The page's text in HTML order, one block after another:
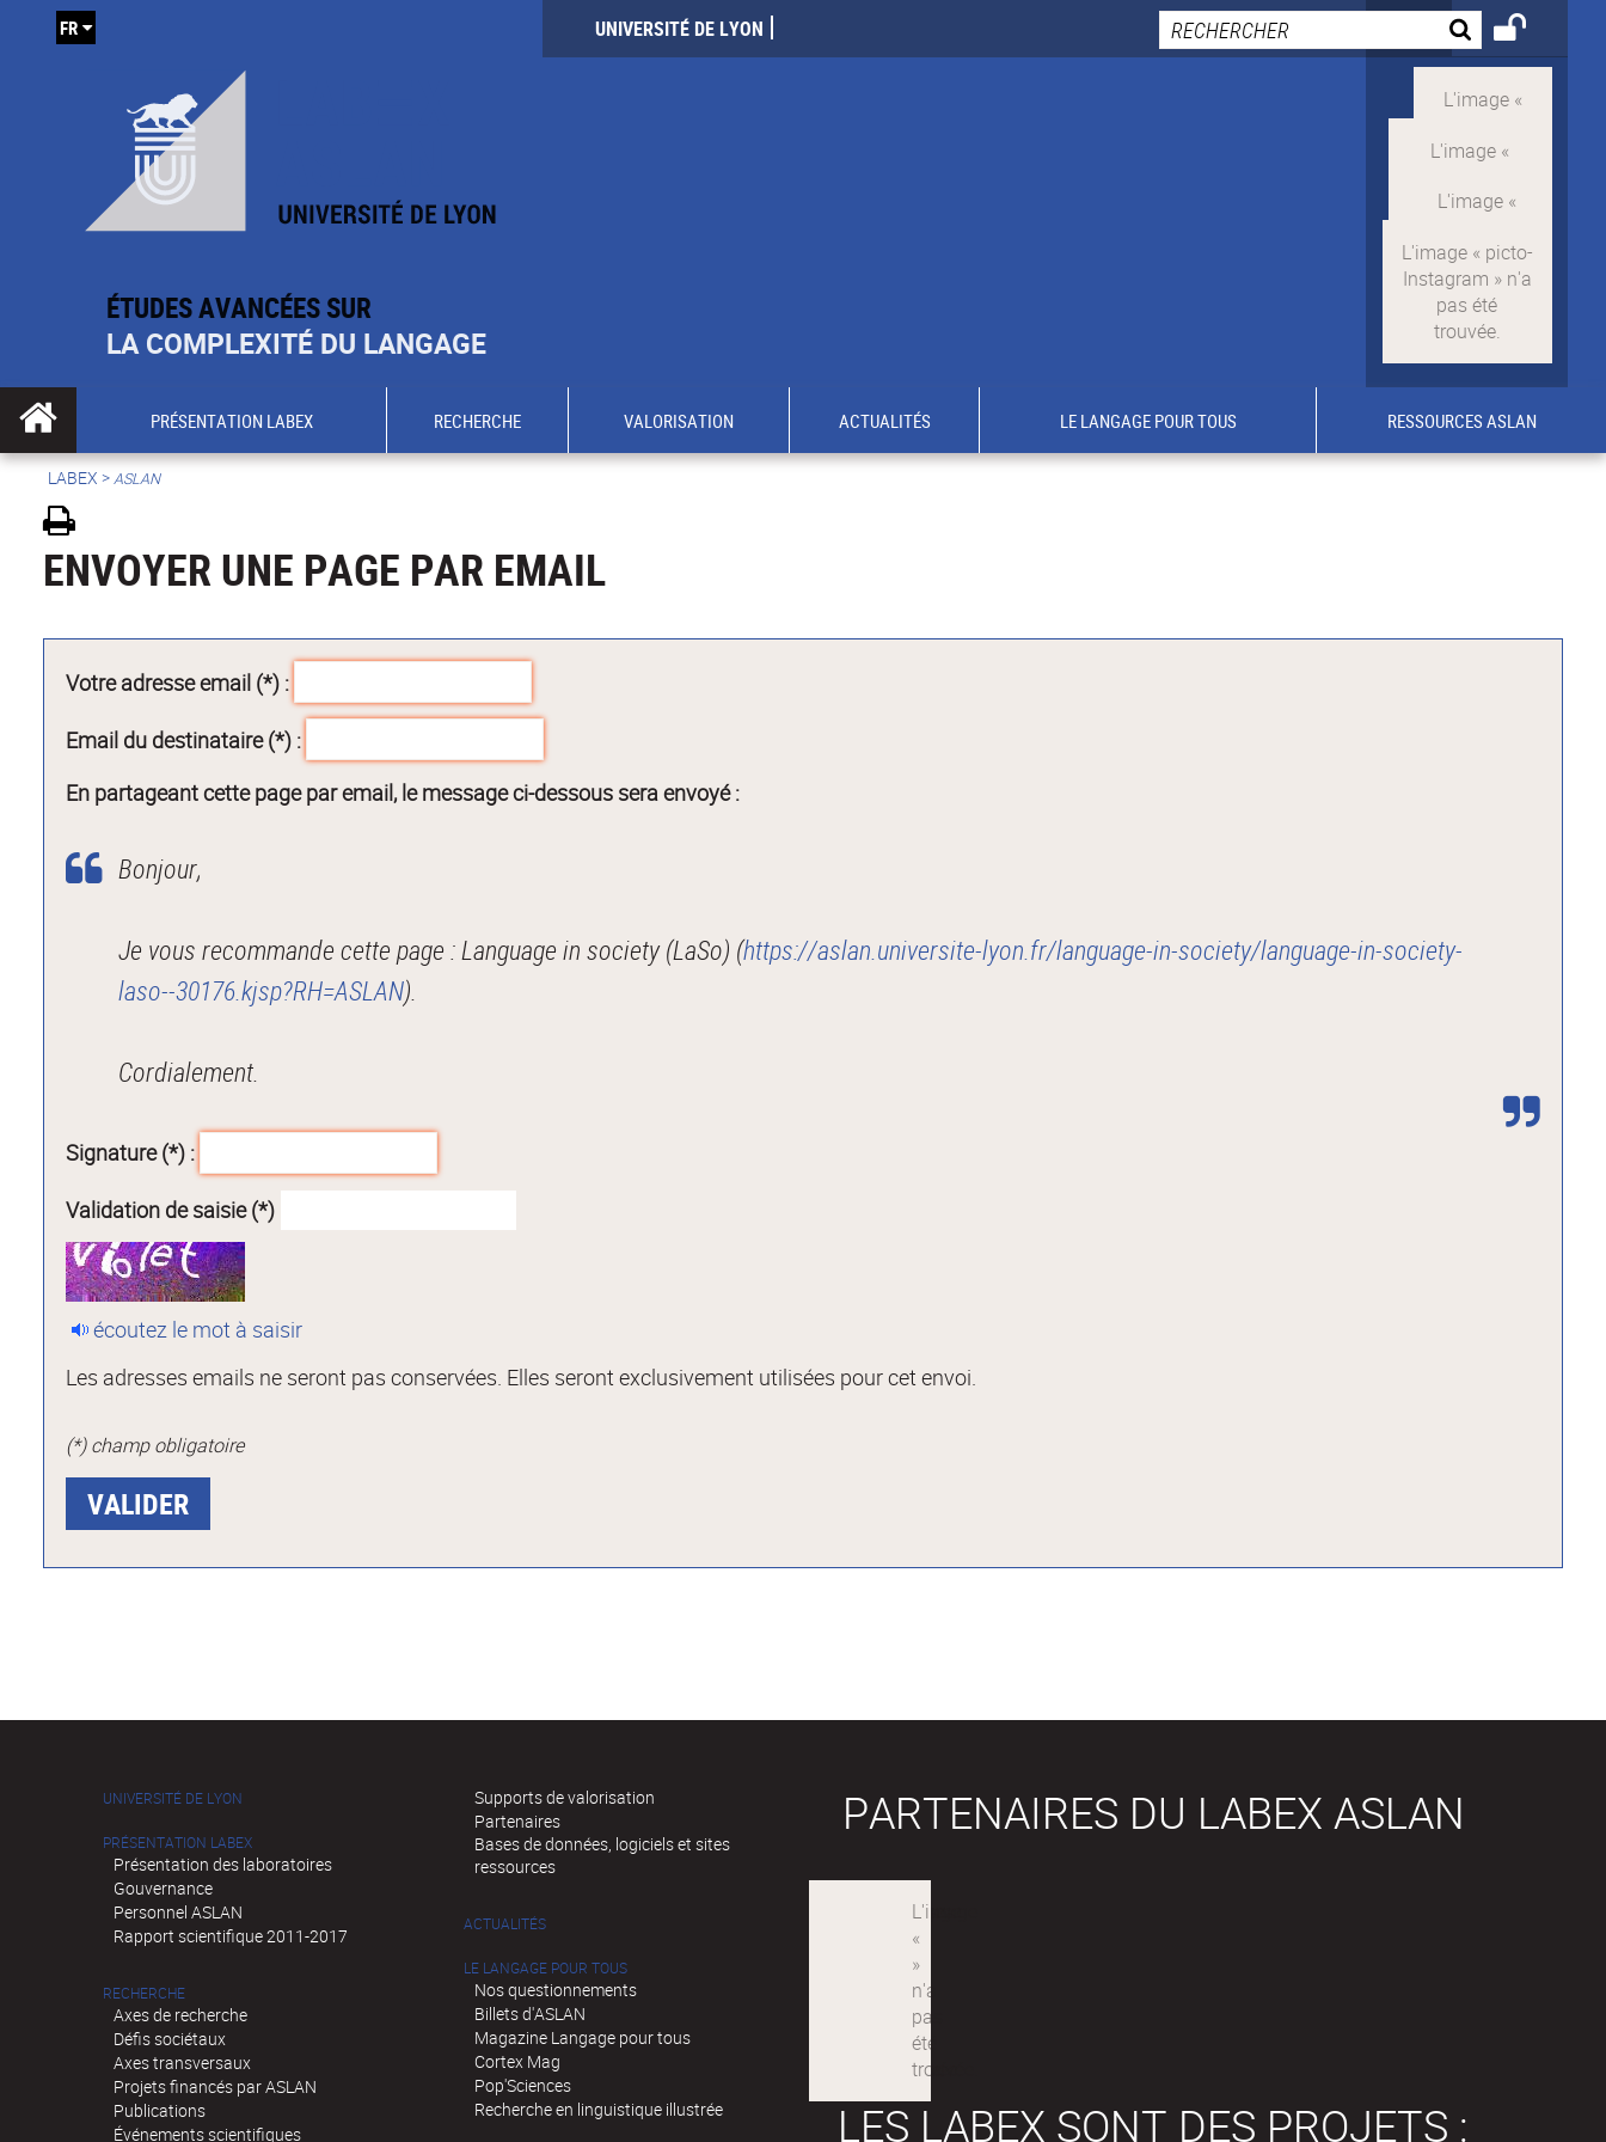
ÉTUDES AVANCÉES SUR
LA COMPLEXITÉ DU LANGAGE
UNIVERSITÉ DE LYON
FR
PRÉSENTATION LABEX RECHERCHE VALORISATION ACTUALITÉS LE LANGAGE POUR TOUS RESSOURCES ASLAN
LABEX >ASLAN
ENVOYER UNE PAGE PAR EMAIL
Votre adresse email (*) :
Email du destinataire (*) :
En partageant cette page par email, le message ci-dessous sera envoyé :
Bonjour,
Je vous recommande cette page : Language in society (LaSo) (https://aslan.universite-lyon.fr/language-in-society/language-in-society-
laso--30176.kjsp?RH=ASLAN).
Cordialement.
Signature (*) :
Validation de saisie (*)
écoutez le mot à saisir
Les adresses emails ne seront pas conservées. Elles seront exclusivement utilisées pour cet envoi.
(*) champ obligatoire
UNIVERSITÉ DE LYON
PRÉSENTATION LABEX
Présentation des laboratoires
Gouvernance
Personnel ASLAN
Rapport scientifique 2011-2017
RECHERCHE
Axes de recherche
Défis sociétaux
Axes transversaux
Projets financés par ASLAN
Publications
Événements scientifiques
Supports de valorisation
Partenaires
Bases de données, logiciels et sites
ressources
ACTUALITÉS
LE LANGAGE POUR TOUS
Nos questionnements
Billets d'ASLAN
Magazine Langage pour tous
Cortex Mag
Pop'Sciences
Recherche en linguistique illustrée
PARTENAIRES DU LABEX ASLAN
LES LABEX SONT DES PROJETS :